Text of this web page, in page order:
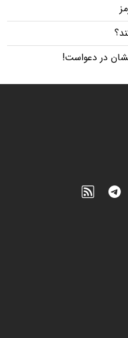
در دعواست!